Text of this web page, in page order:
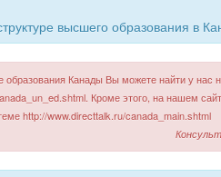
высшего образования в
Канады Вы можете найти у нас
Кроме этого, на нашем
http://www.directtalk.ru/canada_main.shtml